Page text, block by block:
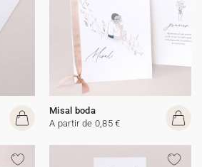
Misal boda
A partir de 0,85 €